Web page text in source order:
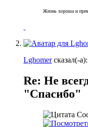
Жизнь хороша и
Lghomerсказал(-а):
Re: Не
"Спасибо"